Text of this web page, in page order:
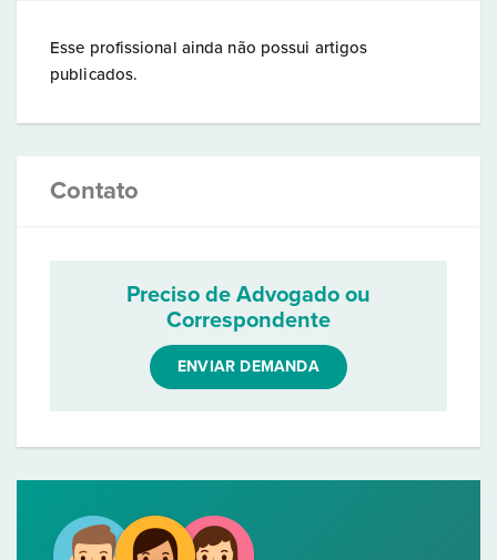
Esse profissional ainda não possui artigos
publicados.
Contato
Preciso de Advogado ou
Correspondente
ENVIAR DEMANDA